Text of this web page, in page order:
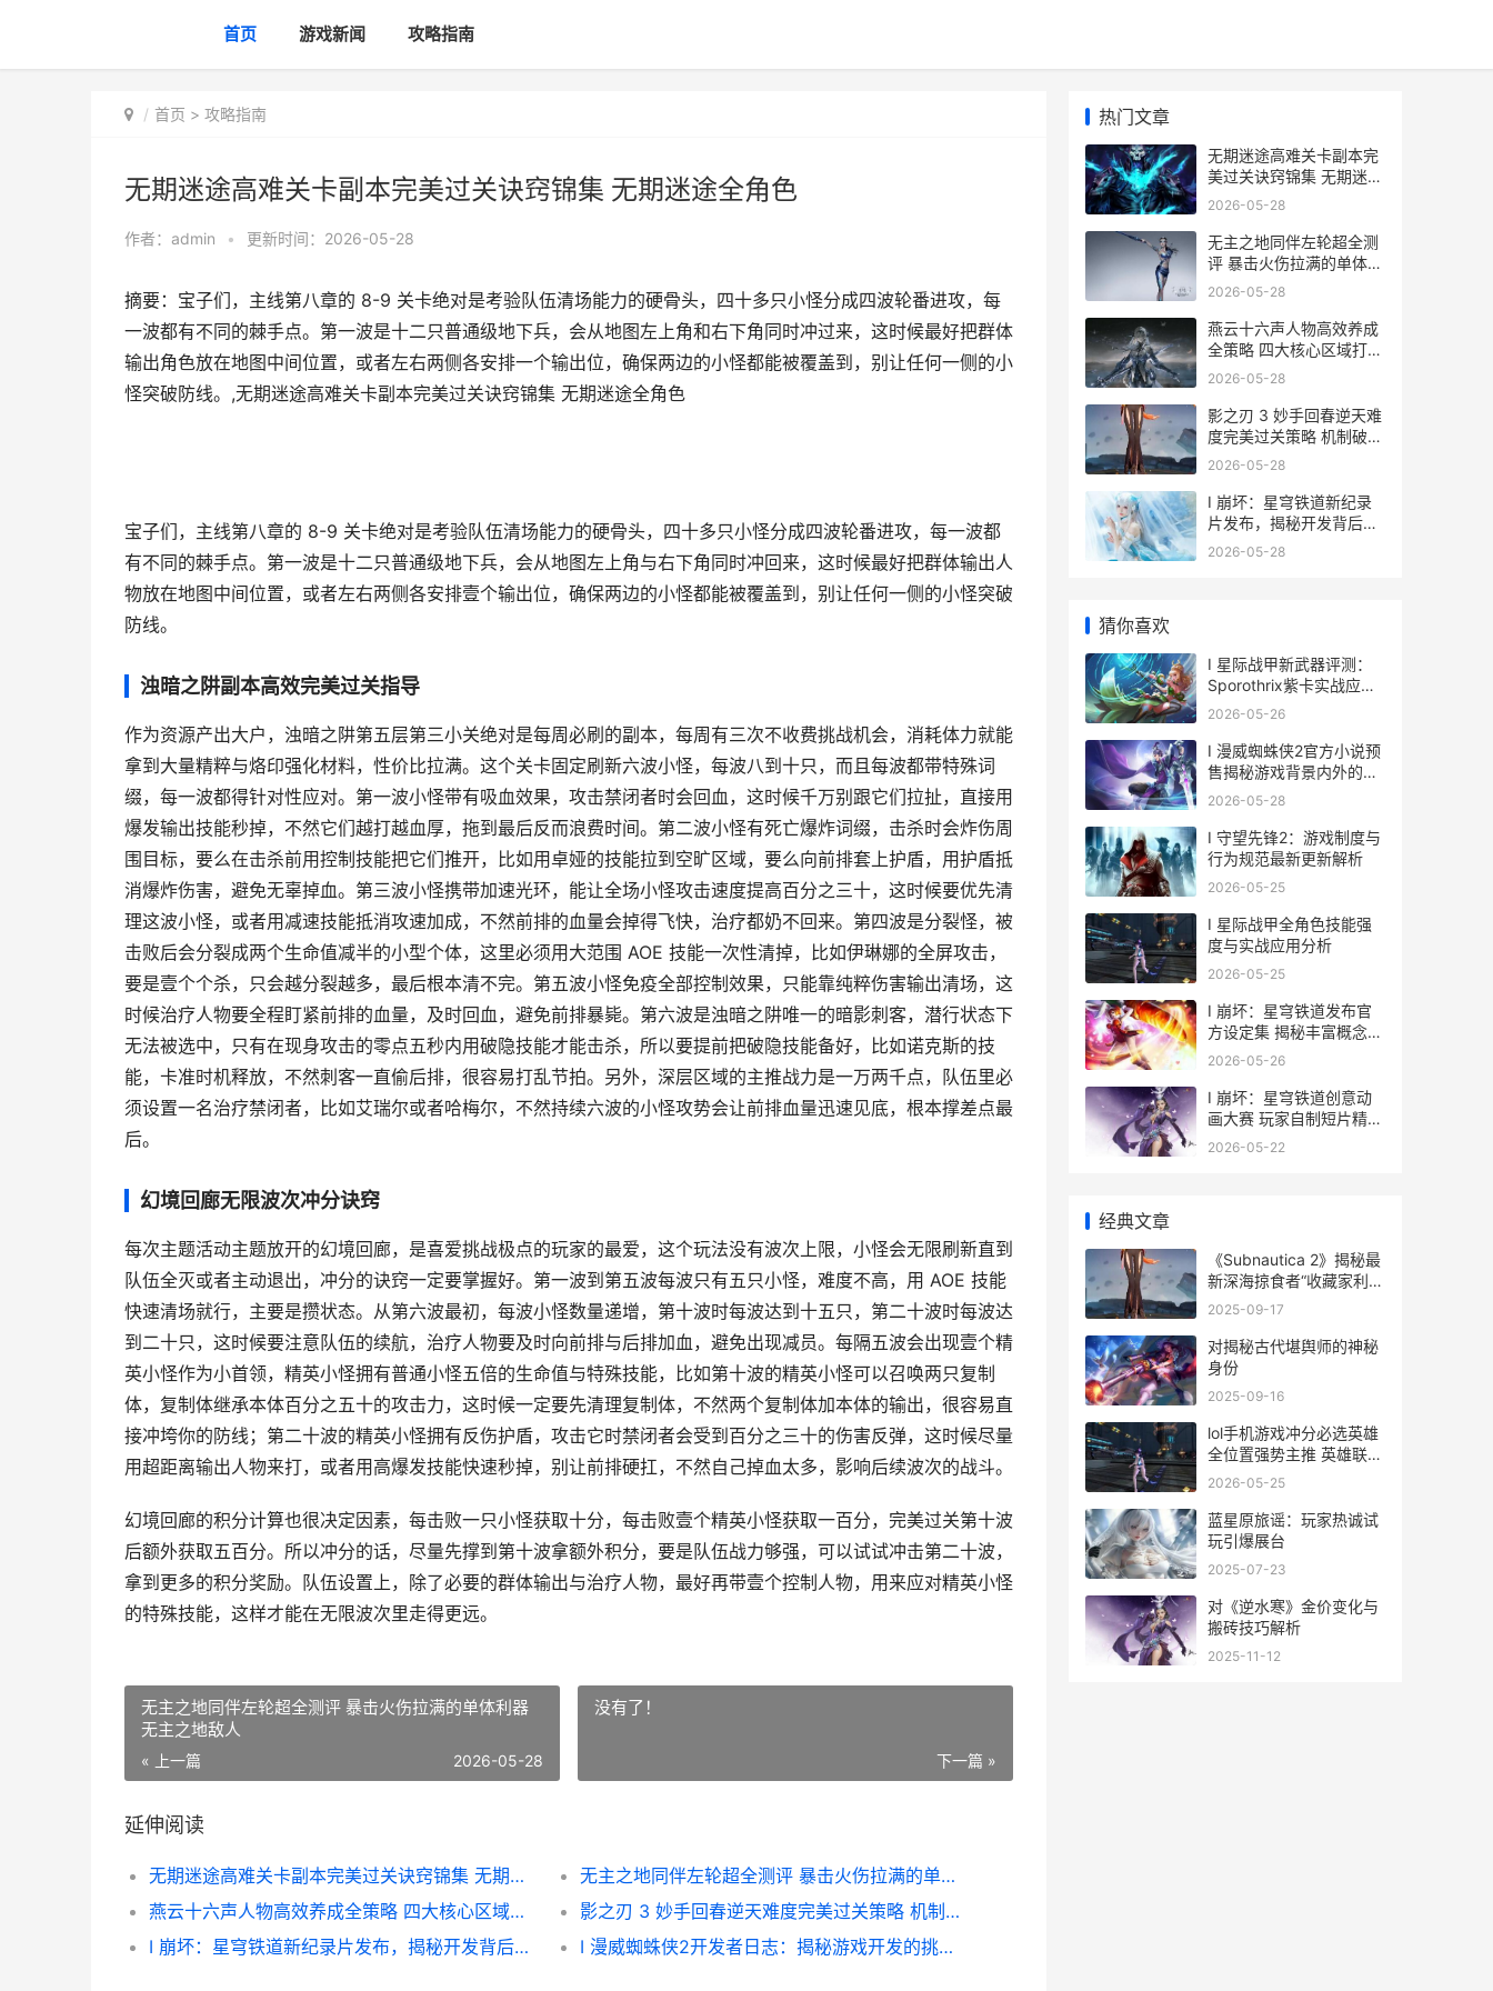
首页 游戏新闻 攻略指南
首页 > 攻略指南
无期迷途高难关卡副本完美过关诀窍锦集 无期迷途全角色
作者： admin • 更新时间：2026-05-28
摘要：宝子们，主线第八章的 8-9 关卡绝对是考验队伍清场能力的硬骨头，四十多只小怪分成四波轮番进攻，每
一波都有不同的棘手点。第一波是十二只普通级地下兵，会从地图左上角和右下角同时冲过来，这时候最好把群体
输出角色放在地图中间位置，或者左右两侧各安排一个输出位，确保两边的小怪都能被覆盖到，别让任何一侧的小
怪突破防线。,无期迷途高难关卡副本完美过关诀窍锦集 无期迷途全角色
宝子们，主线第八章的 8-9 关卡绝对是考验队伍清场能力的硬骨头，四十多只小怪分成四波轮番进攻，每一波都
有不同的棘手点。第一波是十二只普通级地下兵，会从地图左上角与右下角同时冲回来，这时候最好把群体输出人
物放在地图中间位置，或者左右两侧各安排壹个输出位，确保两边的小怪都能被覆盖到，别让任何一侧的小怪突破
防线。
浊暗之阱副本高效完美过关指导
作为资源产出大户，浊暗之阱第五层第三小关绝对是每周必刷的副本，每周有三次不收费挑战机会，消耗体力就能
拿到大量精粹与烙印强化材料，性价比拉满。这个关卡固定刷新六波小怪，每波八到十只，而且每波都带特殊词
缀，每一波都得针对性应对。第一波小怪带有吸血效果，攻击禁闭者时会回血，这时候千万别跟它们拉扯，直接用
爆发输出技能秒掉，不然它们越打越血厚，拖到最后反而浪费时间。第二波小怪有死亡爆炸词缀，击杀时会炸伤周
围目标，要么在击杀前用控制技能把它们推开，比如用卓娅的技能拉到空旷区域，要么向前排套上护盾，用护盾抵
消爆炸伤害，避免无辜掉血。第三波小怪携带加速光环，能让全场小怪攻击速度提高百分之三十，这时候要优先清
理这波小怪，或者用减速技能抵消攻速加成，不然前排的血量会掉得飞快，治疗都奶不回来。第四波是分裂怪，被
击败后会分裂成两个生命值减半的小型个体，这里必须用大范围 AOE 技能一次性清掉，比如伊琳娜的全屏攻击，
要是壹个个杀，只会越分裂越多，最后根本清不完。第五波小怪免疫全部控制效果，只能靠纯粹伤害输出清场，这
时候治疗人物要全程盯紧前排的血量，及时回血，避免前排暴毙。第六波是浊暗之阱唯一的暗影刺客，潜行状态下
无法被选中，只有在现身攻击的零点五秒内用破隐技能才能击杀，所以要提前把破隐技能备好，比如诺克斯的技
能，卡准时机释放，不然刺客一直偷后排，很容易打乱节拍。另外，深层区域的主推战力是一万两千点，队伍里必
须设置一名治疗禁闭者，比如艾瑞尔或者哈梅尔，不然持续六波的小怪攻势会让前排血量迅速见底，根本撑差点最
后。
幻境回廊无限波次冲分诀窍
每次主题活动主题放开的幻境回廊，是喜爱挑战极点的玩家的最爱，这个玩法没有波次上限，小怪会无限刷新直到
队伍全灭或者主动退出，冲分的诀窍一定要掌握好。第一波到第五波每波只有五只小怪，难度不高，用 AOE 技能
快速清场就行，主要是攒状态。从第六波最初，每波小怪数量递增，第十波时每波达到十五只，第二十波时每波达
到二十只，这时候要注意队伍的续航，治疗人物要及时向前排与后排加血，避免出现减员。每隔五波会出现壹个精
英小怪作为小首领，精英小怪拥有普通小怪五倍的生命值与特殊技能，比如第十波的精英小怪可以召唤两只复制
体，复制体继承本体百分之五十的攻击力，这时候一定要先清理复制体，不然两个复制体加本体的输出，很容易直
接冲垮你的防线；第二十波的精英小怪拥有反伤护盾，攻击它时禁闭者会受到百分之三十的伤害反弹，这时候尽量
用超距离输出人物来打，或者用高爆发技能快速秒掉，别让前排硬扛，不然自己掉血太多，影响后续波次的战斗。
幻境回廊的积分计算也很决定因素，每击败一只小怪获取十分，每击败壹个精英小怪获取一百分，完美过关第十波
后额外获取五百分。所以冲分的话，尽量先撑到第十波拿额外积分，要是队伍战力够强，可以试试冲击第二十波，
拿到更多的积分奖励。队伍设置上，除了必要的群体输出与治疗人物，最好再带壹个控制人物，用来应对精英小怪
的特殊技能，这样才能在无限波次里走得更远。
无主之地同伴左轮超全测评 暴击火伤拉满的单体利器
无主之地敌人
« 上一篇 2026-05-28
没有了！
下一篇 »
延伸阅读
无期迷途高难关卡副本完美过关诀窍锦集 无期迷途全角色
无主之地同伴左轮超全测评 暴击火伤拉满的单体利器 无主之地敌人
燕云十六声人物高效养成全策略 四大核心区域打卡指导 燕云十六声人物大全
影之刃 3 妙手回春逆天难度完美过关策略 机制破解和养成指导 影之刃三绝技
I 崩坏：星穹铁道新纪录片发布，揭秘开发背后的故事
I 漫威蜘蛛侠2开发者日志：揭秘游戏开发的挑战与创造旅程
热门文章
无期迷途高难关卡副本完
美过关诀窍锦集 无期迷途
全角色
2026-05-28
无主之地同伴左轮超全测
评 暴击火伤拉满的单体利
器 无主之地敌人
2026-05-28
燕云十六声人物高效养成
全策略 四大核心区域打卡
指导 燕云十六声人物大全
2026-05-28
影之刃 3 妙手回春逆天难
度完美过关策略 机制破解
和养成指导 影之刃三绝技
2026-05-28
I 崩坏：星穹铁道新纪录
片发布，揭秘开发背后的
故事
2026-05-28
猜你喜欢
I 星际战甲新武器评测：
Sporothrix紫卡实战应用
探究
2026-05-26
I 漫威蜘蛛侠2官方小说预
售揭秘游戏背景内外的全
新冒险
2026-05-28
I 守望先锋2：游戏制度与
行为规范最新更新解析
2026-05-25
I 星际战甲全角色技能强
度与实战应用分析
2026-05-25
I 崩坏：星穹铁道发布官
方设定集 揭秘丰富概念艺
术图
2026-05-26
I 崩坏：星穹铁道创意动
画大赛 玩家自制短片精妙
纷呈
2026-05-22
经典文章
《Subnautica 2》揭秘最
新深海掠食者“收藏家利维
坦” subnautica结局
2025-09-17
对揭秘古代堪舆师的神秘
身份
2025-09-16
lol手机游戏冲分必选英雄
全位置强势主推 英雄联盟
冲分
2026-05-25
蓝星原旅谣：玩家热诚试
玩引爆展台
2025-07-23
对《逆水寒》金价变化与
搬砖技巧解析
2025-11-12